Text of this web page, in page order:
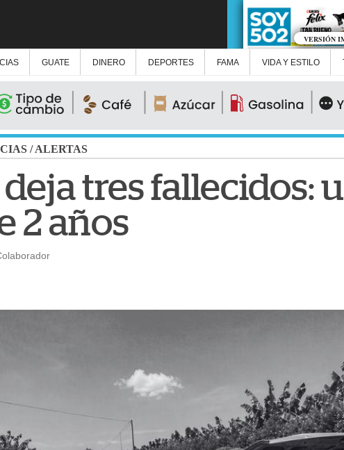
VERSIÓN
GUATE DINERO DEPORTES FAMA VIDA Y ESTILO
/ALERTAS
tres fallecidos:
2 años